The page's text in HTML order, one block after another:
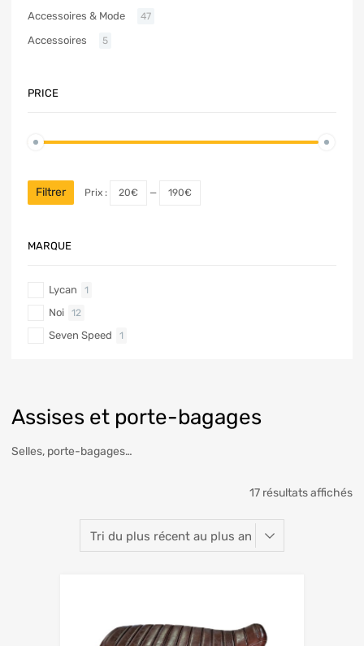
Assises et porte-bagages
Selles, porte-bagages…
17 résultats affichés
Accessoires & Mode 47
Accessoires 5
PRICE
Filtrer Prix : 20€ — 190€
MARQUE
Lycan 1
Noi 12
Seven Speed 1